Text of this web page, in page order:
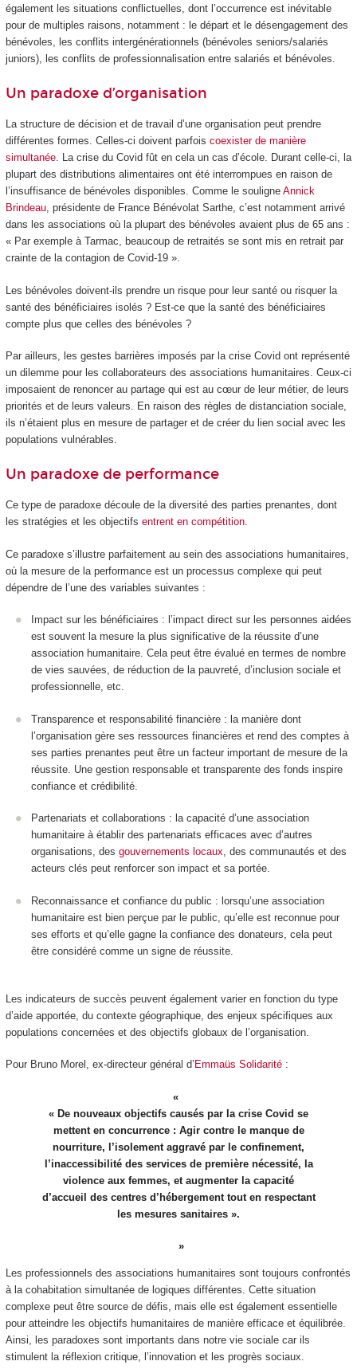
également les situations conflictuelles, dont l’occurrence est inévitable
pour de multiples raisons, notamment : le départ et le désengagement des
bénévoles, les conflits intergénérationnels (bénévoles seniors/salariés
juniors), les conflits de professionnalisation entre salariés et bénévoles.
Un paradoxe d’organisation
La structure de décision et de travail d’une organisation peut prendre
différentes formes. Celles-ci doivent parfois coexister de manière
simultanée. La crise du Covid fût en cela un cas d’école. Durant celle-ci, la
plupart des distributions alimentaires ont été interrompues en raison de
l’insuffisance de bénévoles disponibles. Comme le souligne Annick
Brindeau, présidente de France Bénévolat Sarthe, c’est notamment arrivé
dans les associations où la plupart des bénévoles avaient plus de 65 ans :
« Par exemple à Tarmac, beaucoup de retraités se sont mis en retrait par
crainte de la contagion de Covid-19 ».
Les bénévoles doivent-ils prendre un risque pour leur santé ou risquer la
santé des bénéficiaires isolés ? Est-ce que la santé des bénéficiaires
compte plus que celles des bénévoles ?
Par ailleurs, les gestes barrières imposés par la crise Covid ont représenté
un dilemme pour les collaborateurs des associations humanitaires. Ceux-ci
imposaient de renoncer au partage qui est au cœur de leur métier, de leurs
priorités et de leurs valeurs. En raison des règles de distanciation sociale,
ils n’étaient plus en mesure de partager et de créer du lien social avec les
populations vulnérables.
Un paradoxe de performance
Ce type de paradoxe découle de la diversité des parties prenantes, dont
les stratégies et les objectifs entrent en compétition.
Ce paradoxe s’illustre parfaitement au sein des associations humanitaires,
où la mesure de la performance est un processus complexe qui peut
dépendre de l’une des variables suivantes :
Impact sur les bénéficiaires : l’impact direct sur les personnes aidées
est souvent la mesure la plus significative de la réussite d’une
association humanitaire. Cela peut être évalué en termes de nombre
de vies sauvées, de réduction de la pauvreté, d’inclusion sociale et
professionnelle, etc.
Transparence et responsabilité financière : la manière dont
l’organisation gère ses ressources financières et rend des comptes à
ses parties prenantes peut être un facteur important de mesure de la
réussite. Une gestion responsable et transparente des fonds inspire
confiance et crédibilité.
Partenariats et collaborations : la capacité d’une association
humanitaire à établir des partenariats efficaces avec d’autres
organisations, des gouvernements locaux, des communautés et des
acteurs clés peut renforcer son impact et sa portée.
Reconnaissance et confiance du public : lorsqu’une association
humanitaire est bien perçue par le public, qu’elle est reconnue pour
ses efforts et qu’elle gagne la confiance des donateurs, cela peut
être considéré comme un signe de réussite.
Les indicateurs de succès peuvent également varier en fonction du type
d’aide apportée, du contexte géographique, des enjeux spécifiques aux
populations concernées et des objectifs globaux de l’organisation.
Pour Bruno Morel, ex-directeur général d’ Emmaüs Solidarité:
« De nouveaux objectifs causés par la crise Covid se
mettent en concurrence : Agir contre le manque de
nourriture, l’isolement aggravé par le confinement,
l’inaccessibilité des services de première nécessité, la
violence aux femmes, et augmenter la capacité
d’accueil des centres d’hébergement tout en respectant
les mesures sanitaires ».
Les professionnels des associations humanitaires sont toujours confrontés
à la cohabitation simultanée de logiques différentes. Cette situation
complexe peut être source de défis, mais elle est également essentielle
pour atteindre les objectifs humanitaires de manière efficace et équilibrée.
Ainsi, les paradoxes sont importants dans notre vie sociale car ils
stimulent la réflexion critique, l’innovation et les progrès sociaux.